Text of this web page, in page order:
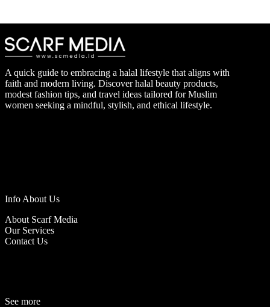
A quick guide to embracing a halal lifestyle that aligns with
faith and modern living. Discover halal beauty products,
modest fashion tips, and travel ideas tailored for Muslim
women seeking a mindful, stylish, and ethical lifestyle.
Info About Us
About Scarf Media
Our Services
Contact Us
See more